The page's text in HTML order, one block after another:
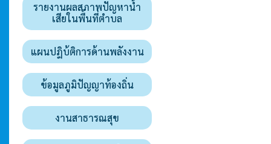
รายงานผลสภาพปัญหาน้ำ
เสียในพื้นที่ตำบล
แผนปฎิบ้ติการด้านพลังงาน
ข้อมูลภูมิปัญญาท้องถิ่น
งานสาธารณสุข